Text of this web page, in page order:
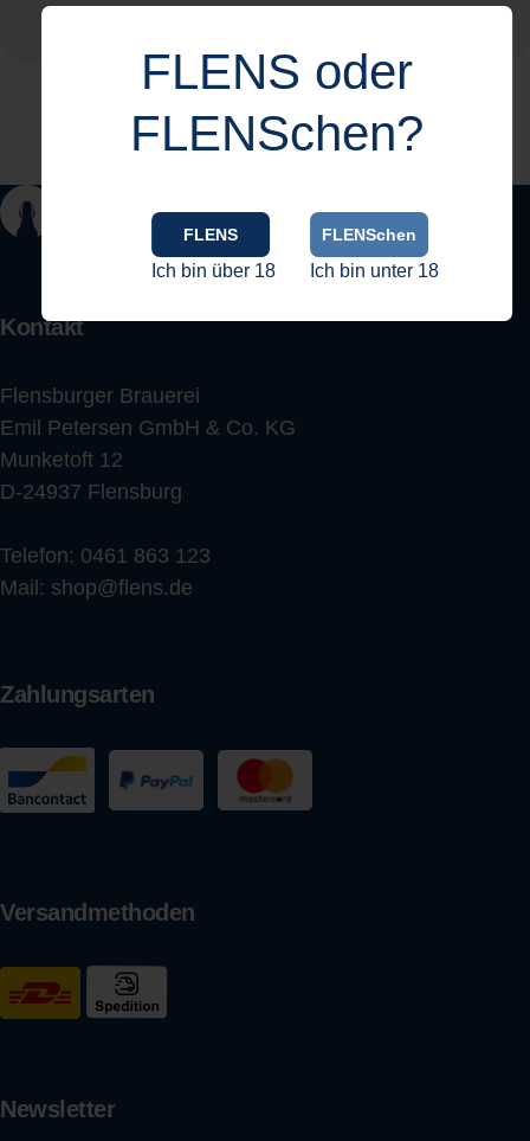
FLENS oder
FLENSchen?
FLENS
Ich bin über 18
FLENSchen
Ich bin unter 18
Zahlungsarten
Versandmethoden
Newsletter
Kontakt
Flensburger Brauerei
Emil Petersen GmbH & Co. KG
Munketoft 12
D-24937 Flensburg
Telefon: 0461 863 123
Mail: shop@flens.de